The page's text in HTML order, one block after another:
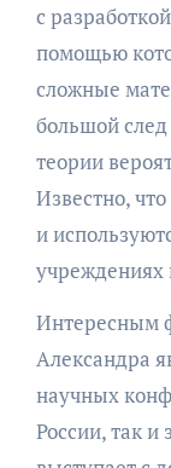
с
помощью
сложные
большой
теории
Известно,
и
учреждениях
Интересным
Александра
научных
России, так и